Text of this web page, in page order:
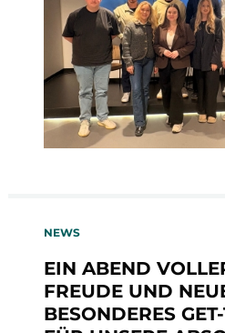
NEWS
EIN ABEND
FREUDE UND
BESONDERES